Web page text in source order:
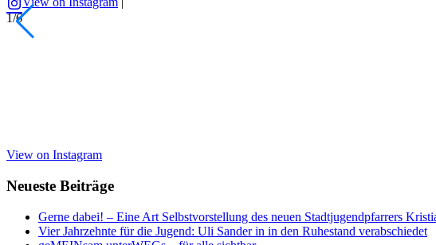
1/6
View on Instagram
Neueste Beiträge
Gerne dabei! – Eine Art Selbstvorstellung des neuen Stadtjugendpfarrers
Vier Jahrzehnte für die Jugend: Uli Sander in in den Ruhestand verabschiedet